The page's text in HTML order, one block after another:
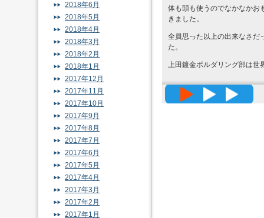
体も頭も使うのでなかなかお
きました。
全員思った以上の出来なさだ
た。
上田鍍金ボルダリング部は世
高精度メ
2018年6月
2018年5月
2018年4月
2018年3月
2018年2月
2018年1月
2017年12月
2017年11月
2017年10月
2017年9月
2017年8月
2017年7月
2017年6月
2017年5月
2017年4月
2017年3月
2017年2月
2017年1月